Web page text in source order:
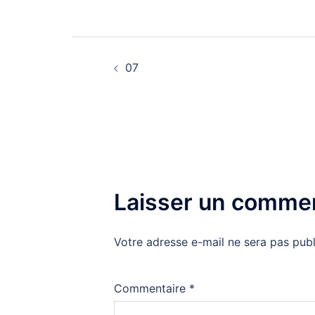
07
Laisser un
Votre adresse e-mail ne sera pas
Commentaire *